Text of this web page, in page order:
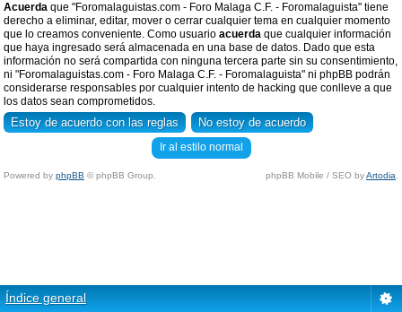
Acuerda que "Foromalaguistas.com - Foro Malaga C.F. - Foromalaguista" tiene
derecho a eliminar, editar, mover o cerrar cualquier tema en cualquier momento
que lo creamos conveniente. Como usuario acuerda que cualquier información
que haya ingresado será almacenada en una base de datos. Dado que esta
información no será compartida con ninguna tercera parte sin su consentimiento,
ni "Foromalaguistas.com - Foro Malaga C.F. - Foromalaguista" ni phpBB podrán
considerarse responsables por cualquier intento de hacking que conlleve a que
los datos sean comprometidos.
Ir al estilo normal
Powered by phpBB © phpBB Group. phpBB Mobile / SEO byArtodia
Índice general